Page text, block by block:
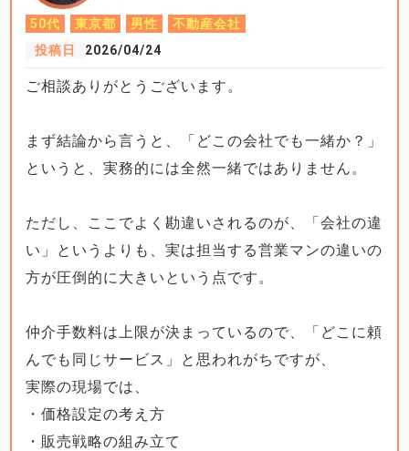
50代 東京都 男性
不動産会社
投稿日
2026/04/24
ご相談ありがとうございます。
まず結論から言うと、「どこの会社でも一緒か？」
というと、実務的には全然一緒ではありません。
ただし、ここでよく勘違いされるのが、「会社の違
い」というよりも、実は担当する営業マンの違いの
方が圧倒的に大きいという点です。
仲介手数料は上限が決まっているので、「どこに頼
んでも同じサービス」と思われがちですが、
実際の現場では、
・価格設定の考え方
・販売戦略の組み立て